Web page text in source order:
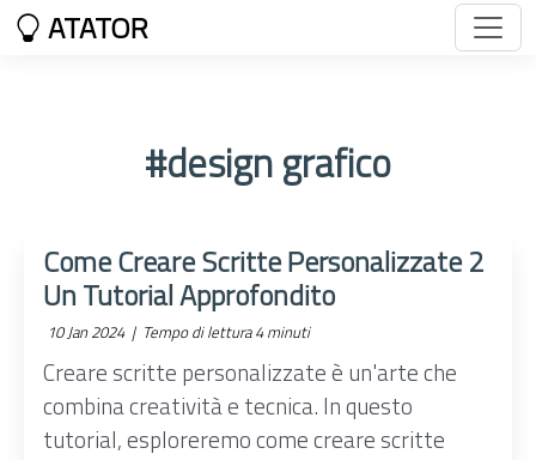
ATATOR
#design grafico
Come Creare Scritte Personalizzate 2
Un Tutorial Approfondito
10 Jan 2024 | Tempo di lettura 4 minuti
Creare scritte personalizzate è un'arte che
combina creatività e tecnica. In questo
tutorial, esploreremo come creare scritte